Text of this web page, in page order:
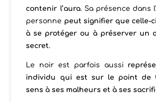
contenir l’aura. Sa présence dans
personne peut signifier que celle-
à se protéger ou à préserver un
secret.
Le noir est parfois aussi
individu qui est sur le point de
sens à ses malheurs et à ses